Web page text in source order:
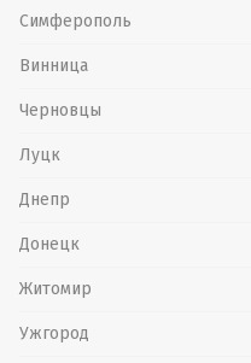
Симферополь
Винница
Черновцы
Луцк
Днепр
Донецк
Житомир
Ужгород